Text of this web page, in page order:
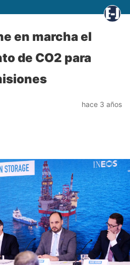
en marcha el
de CO2 para
hace 3 años